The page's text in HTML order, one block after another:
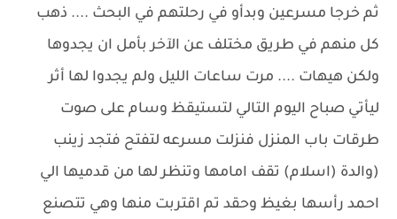
ثم خرجا مسرعين وبدأو في رحلتهم في البحث .... ذهب
كل منهم في طريق مختلف عن الآخر بأمل ان يجدوها
ولكن هيهات .... مرت ساعات الليل ولم يجدوا لها أثر
ليأتي صباح اليوم التالي لتستيقظ وسام على صوت
طرقات باب المنزل فنزلت مسرعه لتفتح فتجد زينب
(والدة (اسلام) تقف امامها وتنظر لها من قدميها الي
احمد رأسها بغيظ وحقد تم اقتربت منها وهي تتصنع